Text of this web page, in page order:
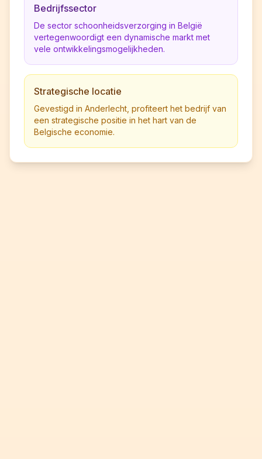
Bedrijfssector
De sector schoonheidsverzorging in België
vertegenwoordigt een dynamische markt met
vele ontwikkelingsmogelijkheden.
Strategische locatie
Gevestigd in Anderlecht, profiteert het bedrijf van
een strategische positie in het hart van de
Belgische economie.